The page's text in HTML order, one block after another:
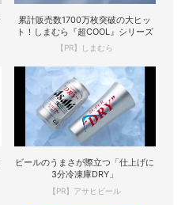
累計販売数1700万枚突破の大ヒッ
ト！しまむら『超COOL』シリーズ
【PR】しまむら
ビールのうまさが際立つ「仕上げに
3分冷凍庫DRY」
【PR】アサヒビール